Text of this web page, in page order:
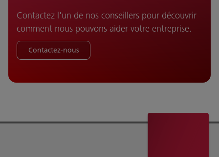
Contactez l'un de nos conseillers pour découvrir
comment nous pouvons aider votre entreprise.
Contactez-nous